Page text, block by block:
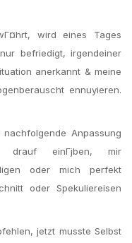
wird eines Tages
befriedigt, irgendeiner
anerkannt & meine
ennuyieren.
Anpassung
drauf einГјben, mir
oder mich perfekt
oder Spekuliereisen
jetzt musste Selbst